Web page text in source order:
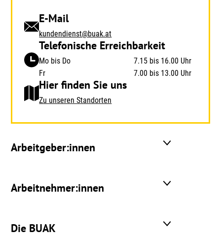
E-Mail
kundendienst@buak.at
Telefonische Erreichbarkeit
Mo bis Do
7.15 bis 16.00 Uhr
Fr
7.00 bis 13.00 Uhr
Hier finden Sie uns
Zu unseren Standorten
Arbeitgeber:innen
Arbeitnehmer:innen
Die BUAK